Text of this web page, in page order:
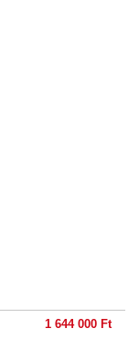
1 644 000 Ft